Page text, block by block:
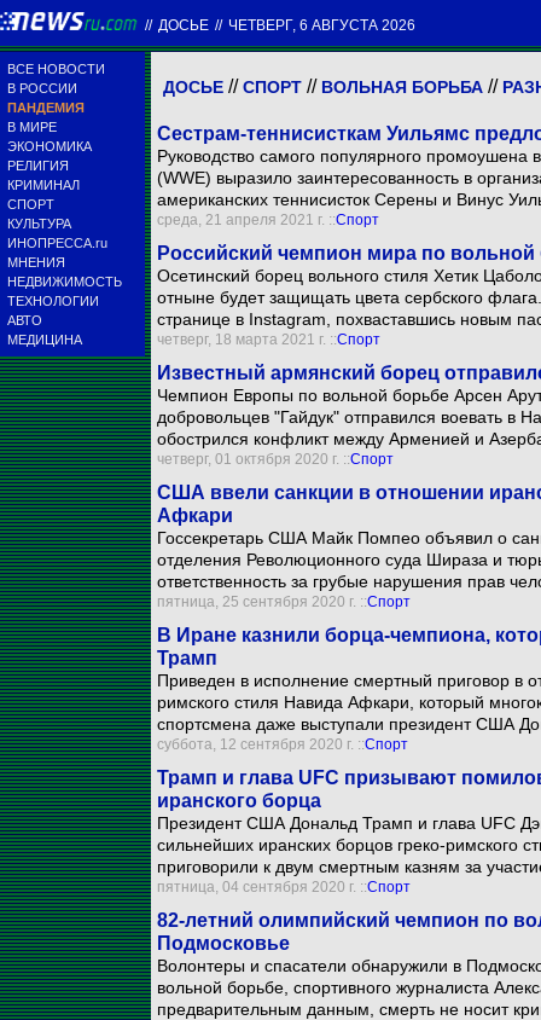
// ДОСЬЕ // ЧЕТВЕРГ, 6 АВГУСТА 2026
ВСЕ НОВОСТИ
В РОССИИ
ПАНДЕМИЯ
В МИРЕ
ЭКОНОМИКА
РЕЛИГИЯ
КРИМИНАЛ
СПОРТ
КУЛЬТУРА
ИНОПРЕССА.ru
МНЕНИЯ
НЕДВИЖИМОСТЬ
ТЕХНОЛОГИИ
АВТО
МЕДИЦИНА
ДОСЬЕ //СПОРТ // ВОЛЬНАЯ БОРЬБА //
Сестрам-теннисисткам Уильямс
Руководство самого популярного промоушена
(WWE) выразило заинтересованность в
американских теннисисток Серены и Винус
среда, 21 апреля 2021 г. ::Спорт
Российский чемпион мира по
Осетинский борец вольного стиля Хетик
отныне будет защищать цвета сербского
странице в Instagram, похваставшись новым
четверг, 18 марта 2021 г. ::Спорт
Известный армянский борец
Чемпион Европы по вольной борьбе Арсен
добровольцев "Гайдук" отправился воевать в
обострился конфликт между Арменией и
четверг, 01 октября 2020 г. ::Спорт
США ввели санкции в отношении
Афкари
Госсекретарь США Майк Помпео объявил о
отделения Революционного суда Шираза и
ответственность за грубые нарушения прав
пятница, 25 сентября 2020 г. ::Спорт
В Иране казнили борца-чемпиона,
Трамп
Приведен в исполнение смертный приговор в
римского стиля Навида Афкари, который
спортсмена даже выступали президент США
суббота, 12 сентября 2020 г. ::Спорт
Трамп и глава UFC призывают
иранского борца
Президент США Дональд Трамп и глава UFC
сильнейших иранских борцов греко-римского
приговорили к двум смертным казням за
пятница, 04 сентября 2020 г. ::Спорт
82-летний олимпийский чемпион по
Подмосковье
Волонтеры и спасатели обнаружили в
вольной борьбе, спортивного журналиста
предварительным данным, смерть не носит